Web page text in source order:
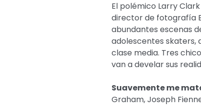
El polémico Larry
director de fotografía
abundantes escenas
adolescentes skaters,
clase media. Tres
van a develar sus
Suavemente me
Graham, Joseph